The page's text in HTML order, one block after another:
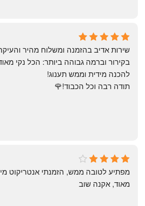
May Azulay
a month ago
michal gottfried
4 months ago
להכנה מידית וממש תענוג!
תודה רבה וכל הכבוד!🌹
מאוד, אקנה שוב